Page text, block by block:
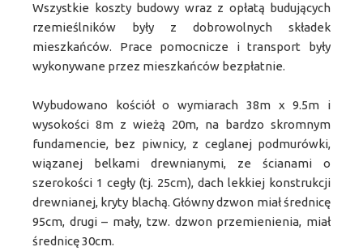
Wszystkie koszty budowy wraz z opłatą budujących
rzemieślników były z dobrowolnych składek
mieszkańców. Prace pomocnicze i transport były
wykonywane przez mieszkańców bezpłatnie.
Wybudowano kościół o wymiarach 38m x 9.5m i
wysokości 8m z wieżą 20m, na bardzo skromnym
fundamencie, bez piwnicy, z ceglanej podmurówki,
wiązanej belkami drewnianymi, ze ścianami o
szerokości 1 cegły (tj. 25cm), dach lekkiej konstrukcji
drewnianej, kryty blachą. Główny dzwon miał średnicę
95cm, drugi – mały, tzw. dzwon przemienienia, miał
średnicę 30cm.